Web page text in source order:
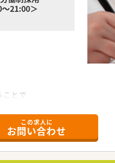
生活設計が立てやすいメリ
21:00＞
ことで
この求人に
お問い合わせ